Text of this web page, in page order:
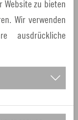
zu bieten
Wir verwenden
ausdrückliche